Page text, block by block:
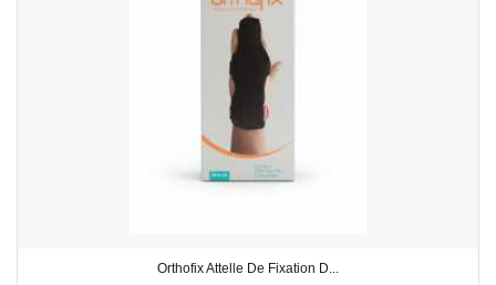
Orthofix Attelle De Fixation D...